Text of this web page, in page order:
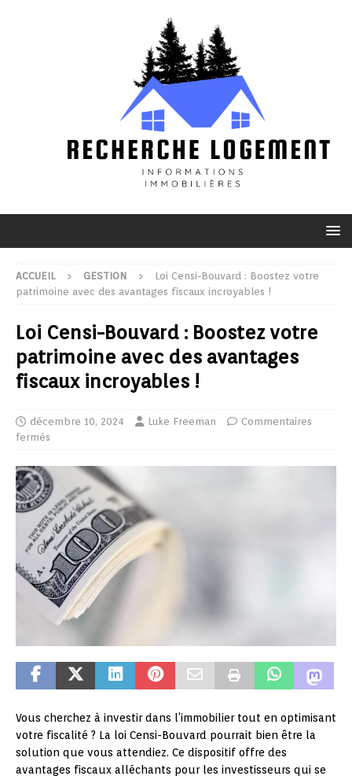
ACCUEIL GESTION
Loi Censi-Bouvard : Boostez votre
patrimoine avec des avantages fiscaux incroyables !
Loi Censi-Bouvard : Boostez votre
patrimoine avec des avantages
fiscaux incroyables !
décembre 10, 2024 Luke Freeman
Commentaires
fermés
Vous cherchez à investir dans l’immobilier tout en optimisant
votre fiscalité ? La loi Censi-Bouvard pourrait bien être la
solution que vous attendiez. Ce dispositif offre des
avantages fiscaux alléchants pour les investisseurs qui se